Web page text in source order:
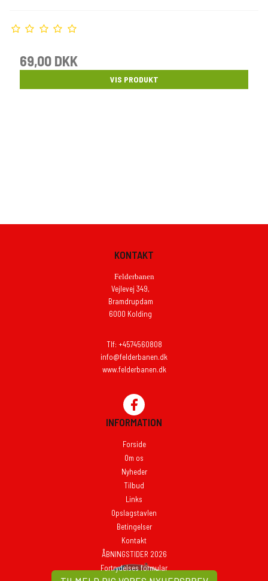
69,00 DKK
VIS PRODUKT
KONTAKT
Felderbanen
Vejlevej 349,
Bramdrupdam
6000 Kolding
Tlf: +4574560808
info@felderbanen.dk
www.felderbanen.dk
INFORMATION
Forside
Om os
Nyheder
Tilbud
Links
Opslagstavlen
Betingelser
Kontakt
ÅBNINGSTIDER 2026
Fortrydelses formular